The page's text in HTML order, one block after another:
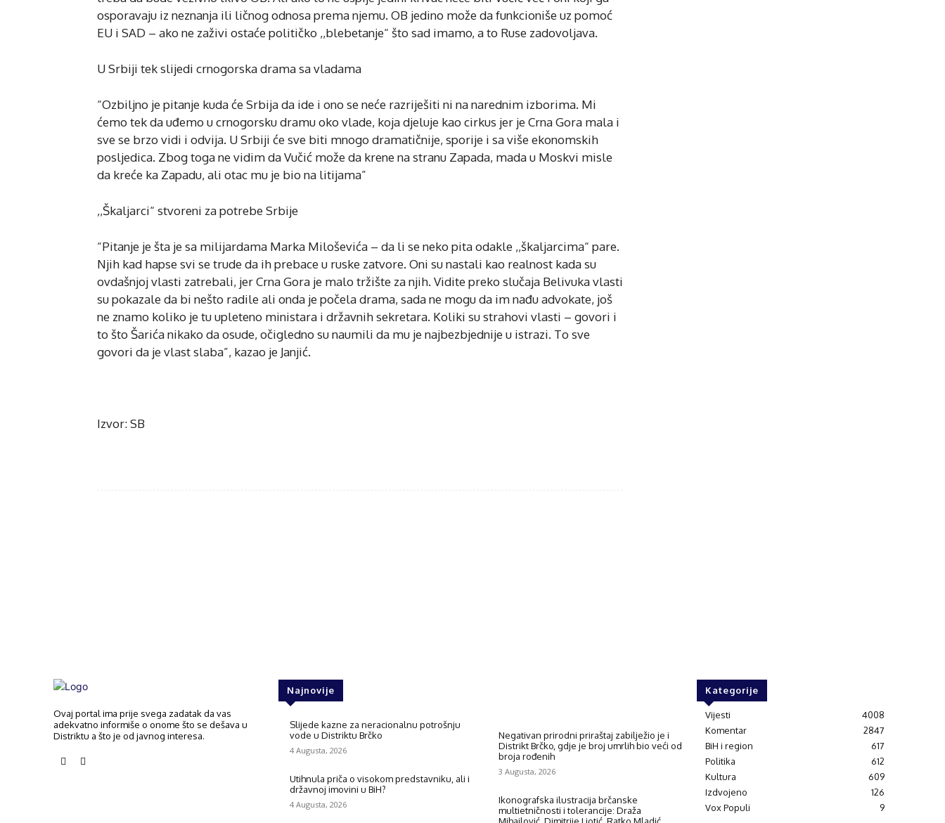
osporavaju iz neznanja ili ličnog odnosa prema njemu. OB jedino može da funkcioniše uz pomoć
EU i SAD – ako ne zaživi ostaće političko ,,blebetanje“ što sad imamo, a to Ruse zadovoljava.
U Srbiji tek slijedi crnogorska drama sa vladama
“Ozbiljno je pitanje kuda će Srbija da ide i ono se neće razriješiti ni na narednim izborima. Mi
ćemo tek da uđemo u crnogorsku dramu oko vlade, koja djeluje kao cirkus jer je Crna Gora mala i
sve se brzo vidi i odvija. U Srbiji će sve biti mnogo dramatičnije, sporije i sa više ekonomskih
posljedica. Zbog toga ne vidim da Vučić može da krene na stranu Zapada, mada u Moskvi misle
da kreće ka Zapadu, ali otac mu je bio na litijama”
,,Škaljarci“ stvoreni za potrebe Srbije
“Pitanje je šta je sa milijardama Marka Miloševića – da li se neko pita odakle ,,škaljarcima“ pare.
Njih kad hapse svi se trude da ih prebace u ruske zatvore. Oni su nastali kao realnost kada su
ovdašnjoj vlasti zatrebali, jer Crna Gora je malo tržište za njih. Vidite preko slučaja Belivuka vlasti
su pokazale da bi nešto radile ali onda je počela drama, sada ne mogu da im nađu advokate, još
ne znamo koliko je tu upleteno ministara i državnih sekretara. Koliki su strahovi vlasti – govori i
to što Šarića nikako da osude, očigledno su naumili da mu je najbezbjednije u istrazi. To sve
govori da je vlast slaba”, kazao je Janjić.
Izvor: SB
Ovaj portal ima prije svega zadatak da vas
adekvatno informiše o onome što se dešava u
Distriktu a što je od javnog interesa.
Najnovije
Slijede kazne za neracionalnu potrošnju
vode u Distriktu Brčko
4 Augusta, 2026
Utihnula priča o visokom predstavniku, ali i
državnoj imovini u BiH?
4 Augusta, 2026
Negativan prirodni priraštaj zabilježio je i
Distrikt Brčko, gdje je broj umrlih bio veći od
broja rođenih
3 Augusta, 2026
Ikonografska ilustracija brčanske
multietničnosti i tolerancije: Draža
Kategorije
Vijesti
4008
Komentar
2847
BiH i region
617
Politika
612
Kultura
609
Izdvojeno
126
Vox Populi
9